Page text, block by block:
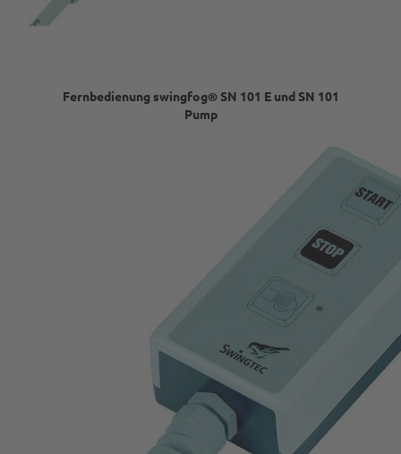
Fernbedienung swingfog® SN 101 E und SN 101
Pump